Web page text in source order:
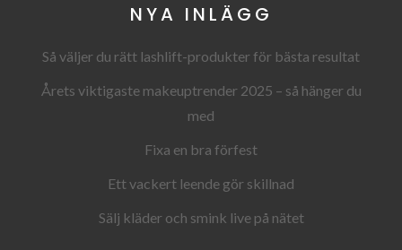
NYA INLÄGG
Så väljer du rätt lashlift-produkter för bästa resultat
Årets viktigaste makeuptrender 2025 – så hänger du
med
Fixa en bra förfest
Ett vackert leende gör skillnad
Sälj kläder och smink live på nätet